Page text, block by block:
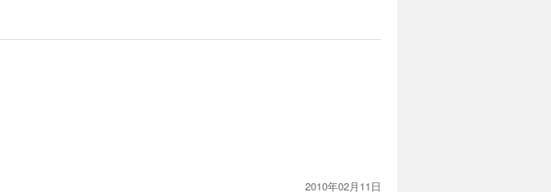
2010年02月11日